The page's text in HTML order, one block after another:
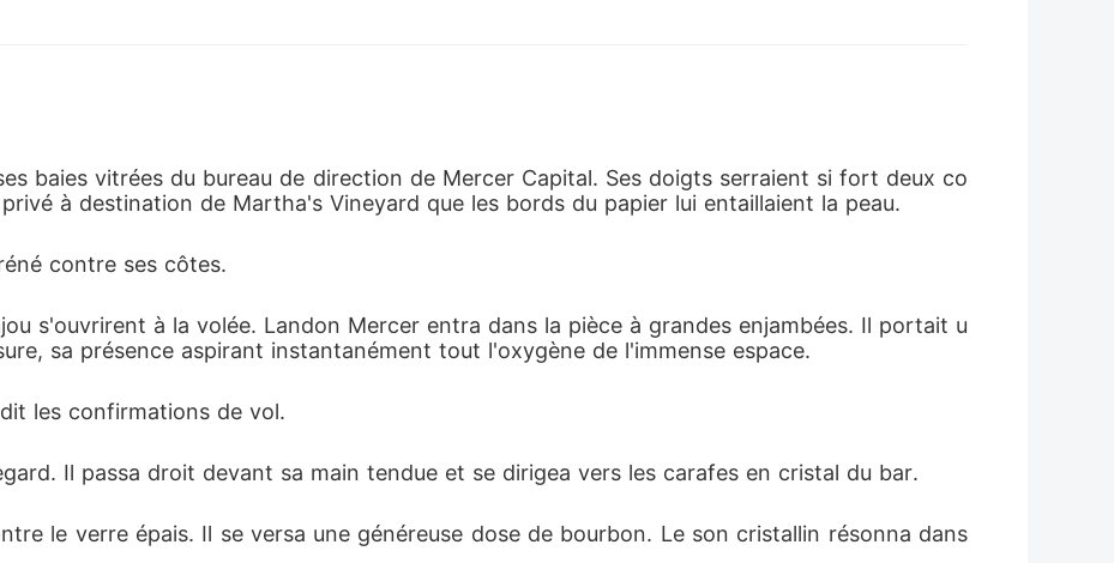
pas humaine, juste un jouet dont la vie valait moins que la réputation de sa famille. Je me suis
du bassin, meurtrie et grelottante. « C'est terminé », lui ai-je dit d'une voix vide. Traînant mon corps
de mariage de son plus puissant rival, l'homme qui allait m'aider à tout détruire.
baies vitrées du bureau de direction de Mercer Capital. Ses doigts serraient si fort deux co
à destination de Martha's Vineyard que les bords du papier lui entaillaient la peau.
contre ses côtes.
s'ouvrirent à la volée. Landon Mercer entra dans la pièce à grandes enjambées. Il portait u
sa présence aspirant instantanément tout l'oxygène de l'immense espace.
les confirmations de vol.
Il passa droit devant sa main tendue et se dirigea vers les carafes en cristal du bar.
le verre épais. Il se versa une généreuse dose de bourbon. Le son cristallin résonna dans